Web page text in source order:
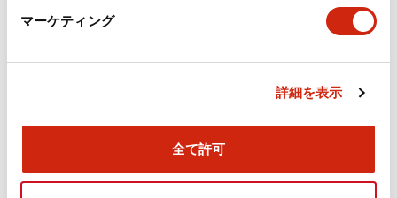
マーケティング
詳細を表示
全て許可
旧カタログ_TWシリーズ コントロールユニット（201
旧カタログ_TWシリーズ コントロールユニット 白熱
球販売中止（2017年1月版）
2025/06/25.PDF3.26MB